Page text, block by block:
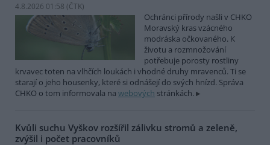
4.8.2026 01:58 (ČTK)
Ochránci přírody našli v CHKO
Moravský kras vzácného
modráska očkovaného. K
životu a rozmnožování
potřebuje porosty rostliny
krvavec toten na vlhčích loukách i vhodné druhy mravenců. Ti se
starají o jeho housenky, které si odnášejí do svých hnízd. Správa
CHKO o tom informovala na webových stránkách.
Kvůli suchu Vyškov rozšířil zálivku stromů a zeleně,
zvýšil i počet pracovníků